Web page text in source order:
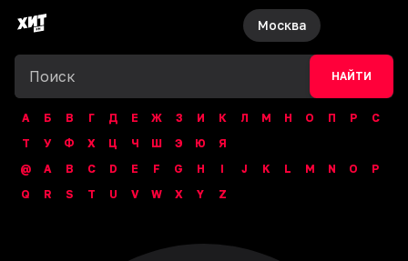
Москва
НАЙТИ
А Б В Г Д Е Ж З И К Л М Н О П Р
С
Т
У Ф Х Ц Ч Ш Э Ю
Я
@
A B C D E F G H I J K L M N O
P
Q
R S T U V W X Y Z